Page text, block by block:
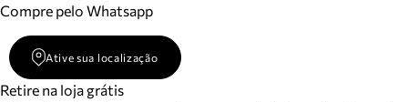
Compre pelo Whatsapp
Ative sua localização
Retire na loja grátis